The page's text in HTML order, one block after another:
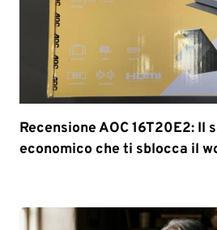
Recensione AOC 16T20E2: Il
economico che ti sblocca il